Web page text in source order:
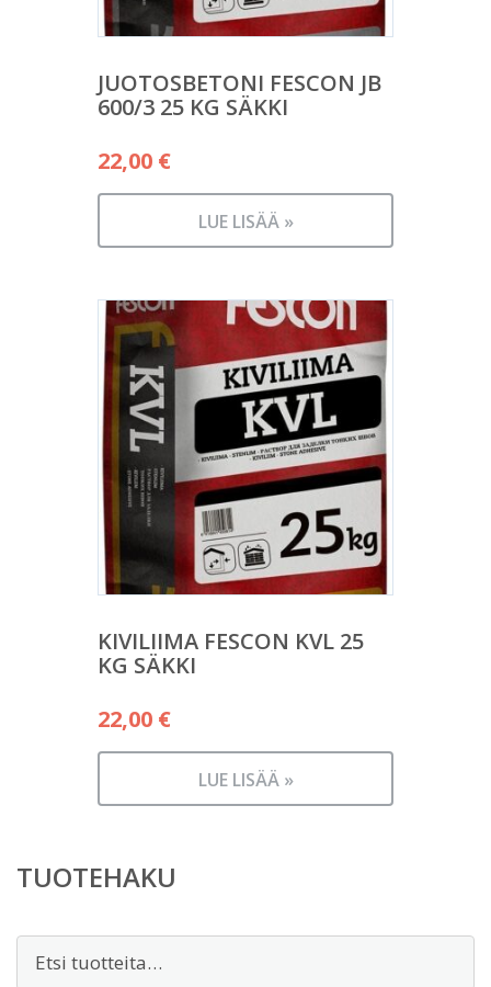
JUOTOSBETONI FESCON JB
600/3 25 KG SÄKKI
22,00 €
LUE LISÄÄ »
KIVILIIMA FESCON KVL 25
KG SÄKKI
22,00 €
LUE LISÄÄ »
TUOTEHAKU
Etsi: